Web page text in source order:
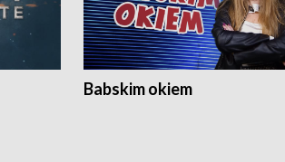
Babskim okiem